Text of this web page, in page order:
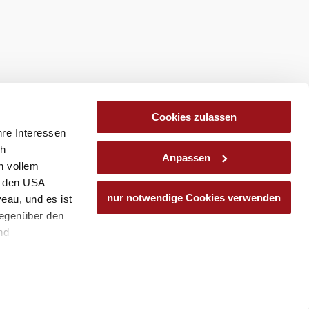
Interessen
vollem
USA
und es ist
den
Cookies zulassen
Anpassen
nur notwendige Cookies verwenden